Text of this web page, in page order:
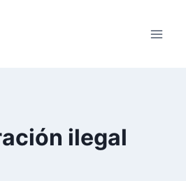
ilegal